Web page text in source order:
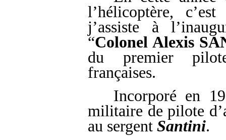
l’hélicoptère,
j’assiste à
“Colonel Alexis
du premier
françaises.
Incorporé en
militaire de pilote
au sergentSantini.